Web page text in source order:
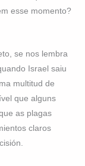
esse momento?
se nos lembra
Israel saiu
multitud de
que alguns
as plagas
claros